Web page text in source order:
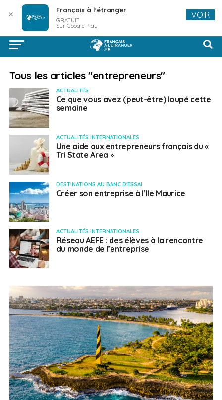
Tous les articles "entrepreneurs"
ACTUALITÉS
Ce que vous avez (peut-être) loupé cette
semaine
ACTUALITÉS INTERNATIONALES
Une aide aux entrepreneurs français du «
Tri State Area »
DESTINATIONS AU BANC D'ESSAI
Créer son entreprise à l’Ile Maurice
ACTUALITÉS INTERNATIONALES
Réseau AEFE : des élèves à la rencontre
du monde de l’entreprise
✕ Français à l'étranger
GRATUIT
Sur Google Play
VOIR